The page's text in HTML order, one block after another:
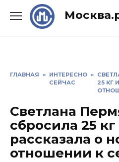
ГЛАВНАЯ » ИНТЕРЕСНО
СЕЙЧАС
»
25 КГ
Светлана
сбросила 25 кг
рассказала о
отношении к